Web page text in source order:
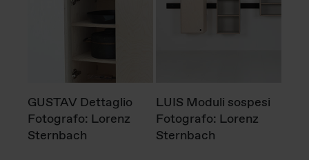
GUSTAV Dettaglio
Fotografo: Lorenz
Sternbach
LUIS Moduli sospesi
Fotografo: Lorenz
Sternbach